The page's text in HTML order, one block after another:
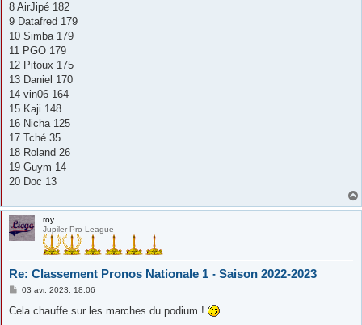
8 AirJipé 182
9 Datafred 179
10 Simba 179
11 PGO 179
12 Pitoux 175
13 Daniel 170
14 vin06 164
15 Kaji 148
16 Nicha 125
17 Tché 35
18 Roland 26
19 Guym 14
20 Doc 13
roy
Jupiler Pro League
Re: Classement Pronos Nationale 1 - Saison 2022-2023
M
s
03 avr. 2023, 18:06
Cela chauffe sur les marches du podium !